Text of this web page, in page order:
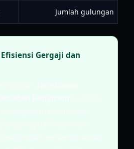
Jumlah gulungan
Gergaji dan